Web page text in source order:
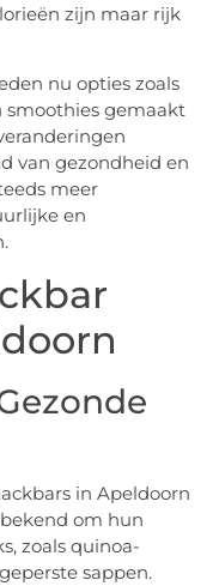
zijn maar rijk
nu opties zoals
smoothies gemaakt
van gezondheid en
meer
en
in Apeldoorn
bekend om hun
zoals quinoa-
sappen.